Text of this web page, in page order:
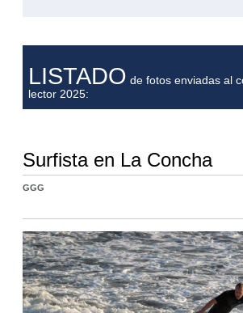
LISTADO de fotos enviadas al
lector 2025:
Surfista en La Concha
GGG